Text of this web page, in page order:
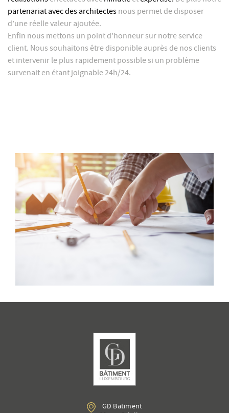
partenariat avec des architectes nous permet de disposer
d’une réelle valeur ajoutée.
Enfin nous mettons un point d’honneur sur notre service
client. Nous souhaitons être disponible auprès de nos clients
et intervenir le plus rapidement possible si un problème
survenait en étant joignable 24h/24.
GD Batiment